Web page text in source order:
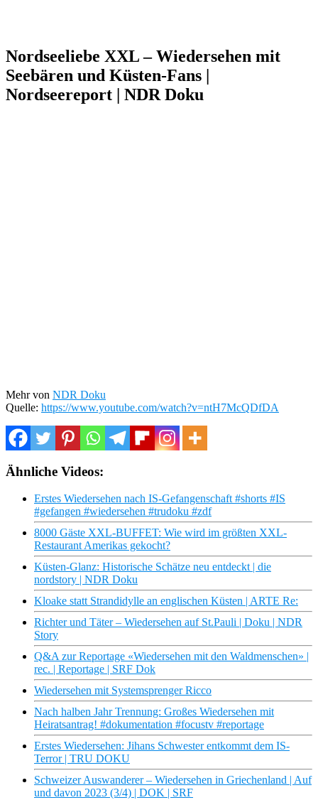
Nordseeliebe XXL – Wiedersehen mit
Seebären und Küsten-Fans |
Nordseereport | NDR Doku
Mehr von NDR Doku
Quelle: https://www.youtube.com/watch?v=ntH7McQDfDA
Ähnliche Videos:
Erstes Wiedersehen nach IS-Gefangenschaft #shorts #IS
#gefangen #wiedersehen #trudoku #zdf
8000 Gäste XXL-BUFFET: Wie wird im größten XXL-
Restaurant Amerikas gekocht?
Küsten-Glanz: Historische Schätze neu entdeckt | die
nordstory | NDR Doku
Kloake statt Strandidylle an englischen Küsten | ARTE Re:
Richter und Täter – Wiedersehen auf St.Pauli | Doku | NDR
Story
Q&A zur Reportage «Wiedersehen mit den Waldmenschen» |
rec. | Reportage | SRF Dok
Wiedersehen mit Systemsprenger Ricco
Nach halben Jahr Trennung: Großes Wiedersehen mit
Heiratsantrag! #dokumentation #focustv #reportage
Erstes Wiedersehen: Jihans Schwester entkommt dem IS-
Terror | TRU DOKU
Schweizer Auswanderer – Wiedersehen in Griechenland | Auf
und davon 2023 (3/4) | DOK | SRF